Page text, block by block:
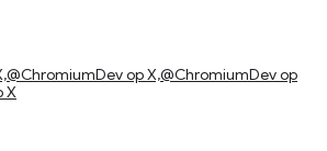
op X,@ChromiumDev op
X